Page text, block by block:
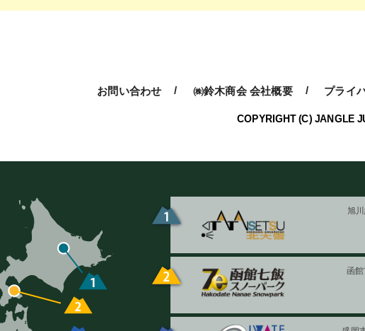
ジ
イ
お問い合わせ ㈱鈴木商会 会社概要 プライ
COPYRIGHT (C) JANGLE
旭
函